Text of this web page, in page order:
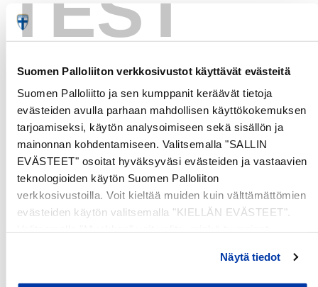
Suomen Palloliiton verkkosivustot käyttävät evästeitä
Suomen Palloliitto ja sen kumppanit keräävät tietoja
evästeiden avulla parhaan mahdollisen käyttökokemuksen
tarjoamiseksi, käytön analysoimiseen sekä sisällön ja
mainonnan kohdentamiseen. Valitsemalla "SALLIN
EVÄSTEET" osoitat hyväksyväsi evästeiden ja vastaavien
teknologioiden käytön Suomen Palloliiton
verkkosivustoilla. Voit kieltää muiden kuin välttämättömien
evästeiden käytön valitsemalla "KIELLÄN EVÄSTEET".
suostumuksesi tai muuttaa sitä milloin tahansa. Lue lisää
evästeselosteestamme.
Näytä tiedot
Customer Reviews
Be the first to write a review
Write a review